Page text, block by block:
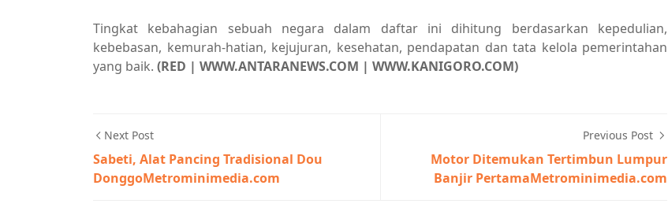
Tingkat kebahagian sebuah negara dalam daftar ini dihitung berdasarkan kepedulian,
kebebasan, kemurah-hatian, kejujuran, kesehatan, pendapatan dan tata kelola pemerintahan
yang baik. (RED | WWW.ANTARANEWS.COM | WWW.KANIGORO.COM)
Next Post
Sabeti, Alat Pancing Tradisional Dou
DonggoMetrominimedia.com
Previous Post
Motor Ditemukan Tertimbun Lumpur
Banjir PertamaMetrominimedia.com